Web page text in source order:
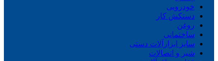
خودرویی
دستکش کار
روغن
ساختمانی
سایز ابزارآلات دستی
شیر و اتصالات